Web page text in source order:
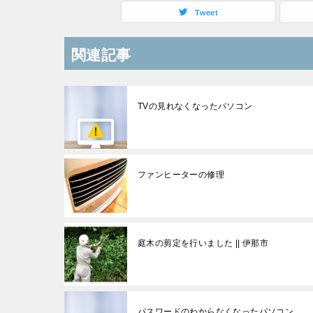
Tweet
関連記事
TVの見れなくなったパソコン
ファンヒーターの修理
庭木の剪定を行いました || 伊那市